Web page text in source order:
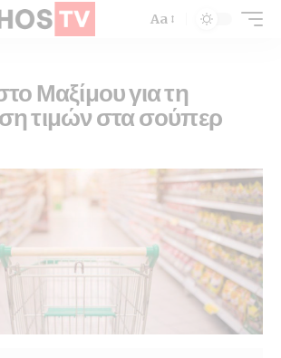
Aa
Μαξίμου για τη
τιμών στα σούπερ